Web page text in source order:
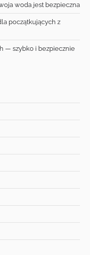
woda jest bezpieczna
początkujących z
— szybko i bezpiecznie